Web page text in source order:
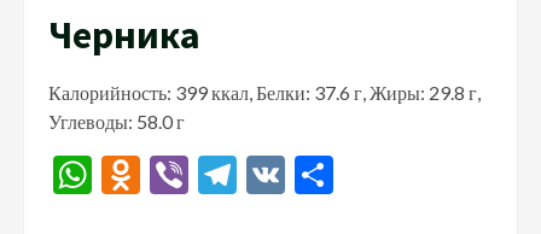
Черника
Калорийность: 399 ккал, Белки: 37.6 г, Жиры: 29.8 г,
Углеводы: 58.0 г
WhatsApp
Odnoklassniki
ViberTelegram
VK